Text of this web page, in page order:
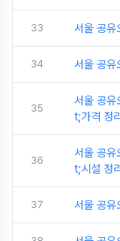
33 서울 공유
34 서울 공유
35
서울 공
t;가격 정리
36
서울 공
t;시설 정리
37 서울 공유